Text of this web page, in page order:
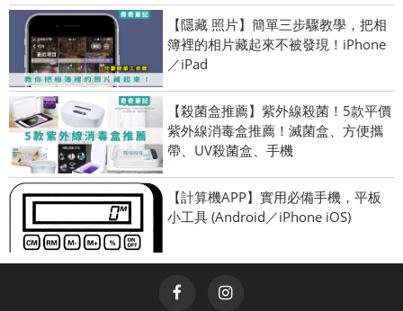
【隱藏 照片】簡單三步驟教學，把相
簿裡的相片藏起來不被發現！iPhone
／iPad
【殺菌盒推薦】紫外線殺菌！5款平價
紫外線消毒盒推薦！滅菌盒、方便攜
帶、UV殺菌盒、手機
【計算機APP】實用必備手機，平板
小工具 (Android／iPhone iOS)